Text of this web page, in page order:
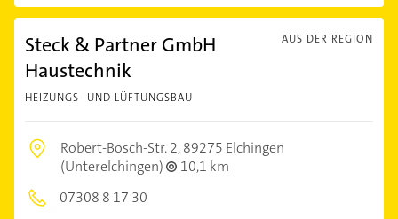
AUS DER REGION
Steck & Partner GmbH
Haustechnik
HEIZUNGS- UND LÜFTUNGSBAU
Robert-Bosch-Str. 2,89275 Elchingen
(Unterelchingen)
10,1 km
07308 8 17 30